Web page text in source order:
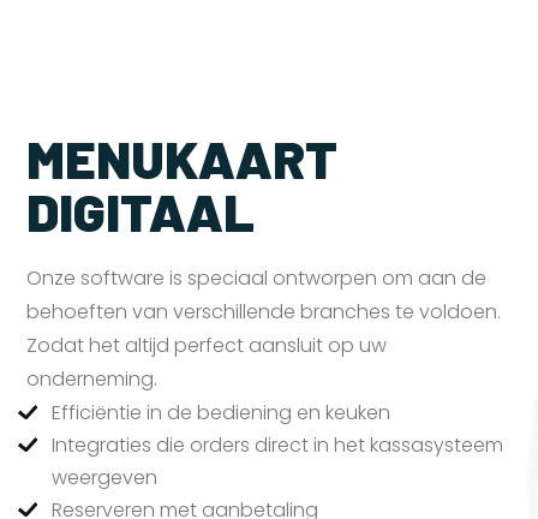
MENUKAART
DIGITAAL
Onze software is speciaal ontworpen om aan de
behoeften van verschillende branches te voldoen.
Zodat het altijd perfect aansluit op uw
onderneming.
Efficiëntie in de bediening en keuken
Integraties die orders direct in het kassasysteem
weergeven
Reserveren met aanbetaling